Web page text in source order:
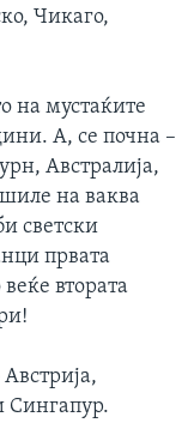
Чикаго,
на мустаќите
А, се почна –
Австралија,
на ваква
светски
првата
втората
Сингапур.